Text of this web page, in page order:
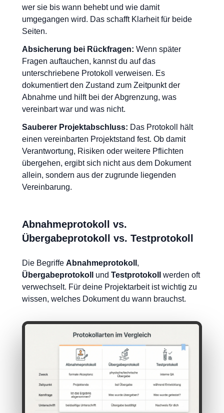
wer sie bis wann behebt und wie damit
umgegangen wird. Das schafft Klarheit für beide
Seiten.
Absicherung bei Rückfragen: Wenn später
Fragen auftauchen, kannst du auf das
unterschriebene Protokoll verweisen. Es
dokumentiert den Zustand zum Zeitpunkt der
Abnahme und hilft bei der Abgrenzung, was
vereinbart war und was nicht.
Sauberer Projektabschluss: Das Protokoll hält
einen vereinbarten Projektstand fest. Ob damit
Verantwortung, Risiken oder weitere Pflichten
übergehen, ergibt sich nicht aus dem Dokument
allein, sondern aus der zugrunde liegenden
Vereinbarung.
Abnahmeprotokoll vs.
Übergabeprotokoll vs. Testprotokoll
Die Begriffe Abnahmeprotokoll ,
Übergabeprotokoll
und Testprotokoll
werden oft
verwechselt. Für deine Projektarbeit ist wichtig zu
wissen, welches Dokument du wann brauchst.